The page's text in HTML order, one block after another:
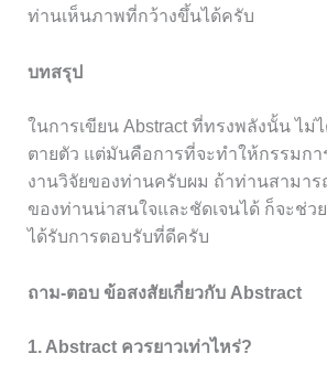
ท่านเห็นภาพที่กว้างขึ้นได้ครับ
บทสรุป
ในการเขียน Abstract ที่ทรงพลังนั้น ไม่
ตายตัว แต่มันคือการที่จะทำให้กรรมก
งานวิจัยของท่านครับผม ถ้าท่านสามาร
ของท่านน่าสนใจและชัดเจนได้ ก็จะช่ว
ได้รับการตอบรับที่ดีครับ
ถาม-ตอบ ข้อสงสัยเกี่ยวกับ Abstract
1. Abstract ควรยาวเท่าไหร่?